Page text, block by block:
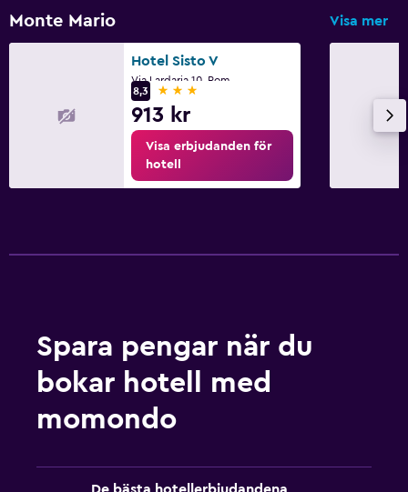
Monte Mario Visa mer
Hotel Sisto V
Via Lardaria 10, Rom
8,3
3 stjärnor
913 kr
Visa erbjudanden för
hotell
Spara pengar när du
bokar hotell med
momondo
De bästa hotellerbjudandena